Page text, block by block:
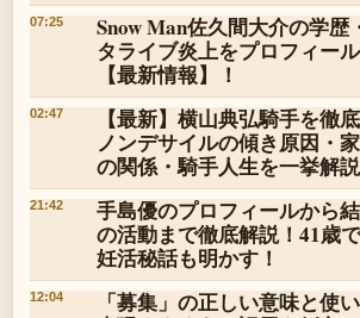
07:25
Snow Man佐久間大介の学歴
タライブ炎上をプロフィー
【最新情報】！
02:47
【最新】横山典弘騎手を徹
ノンデサイルの傾き原因・
の関係・騎手人生を一挙解説
21:42
手島優のプロフィールから
の活動まで徹底解説！41歳
妊活秘話も明かす！
12:04
「募集」の正しい意味と使